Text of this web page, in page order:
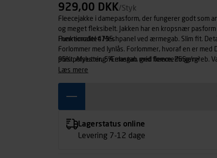
929,00 DKK/Styk
Fleecejakke i damepasform, der fungerer godt som
og meget fleksibelt. Jakken har en kropsnær
i herremodel 4735.
Funktionalitet: Meshpanel ved ærmegab. Slim fit.
Forlommer med lynlås. Forlommer, hvoraf en er
plast. Afslutning: Ærmegab med tommelfingergreb.
rensning. Tåler ikke strygning. Tåler ikke
95% polyester, 5% elastan, grid fleece, 265g/m²
læs mere
Lagerstatus online
Levering 7-12 dage